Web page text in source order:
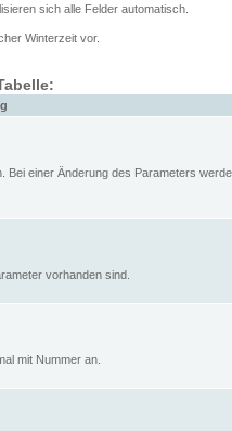
sich alle Felder automatisch.
Winterzeit vor.
einer Änderung des Parameters
vorhanden sind.
mit Nummer an.